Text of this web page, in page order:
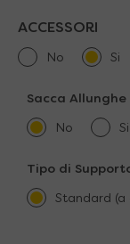
ACCESSORI
No Si
Sacca Allunghe
No Si
Tipo di
Standard (a